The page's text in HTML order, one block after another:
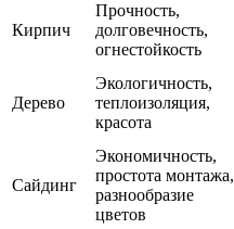
Кирпич
Прочность,
долговечность,
огнестойкость
Дерево
Экологичность,
теплоизоляция,
красота
Сайдинг
Экономичность,
простота монтажа,
разнообразие
цветов